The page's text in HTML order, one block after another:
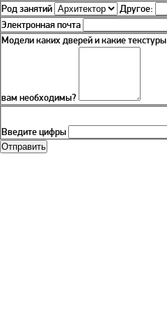
Род занятий
Другое:
Электронная почта
Модели каких дверей и какие текстуры
вам необходимы?
Введите цифры